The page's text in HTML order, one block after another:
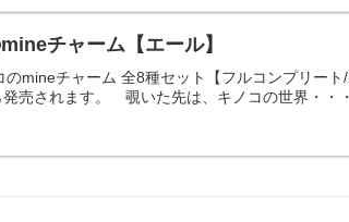
チャーム【エール】
mineチャーム 全8種セット【フルコンプリー
売されます。 覗いた先は、キノコの世界・・